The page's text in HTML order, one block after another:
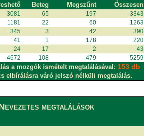
Beteg Megszűnt Összesen
3081 65 197 3343
1181 22 60 1263
345 3 42 390
41 1 178 220
24 17 2 43
4672 108 479 5259
a mozgók ismételt megtalálásával: 153 db
elbírálásra váró jelszó nélküli megtalálás.
megtalálások